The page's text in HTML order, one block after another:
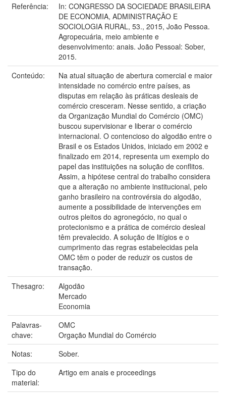
Referência:
In: CONGRESSO DA SOCIEDADE BRASILEIRA
DE ECONOMIA, ADMINISTRAÇÃO E
SOCIOLOGIA RURAL, 53., 2015, João Pessoa.
Agropecuária, meio ambiente e
desenvolvimento: anais. João Pessoal: Sober,
2015.
Conteúdo:
Na atual situação de abertura comercial e maior
intensidade no comércio entre países, as
disputas em relação às práticas desleais de
comércio cresceram. Nesse sentido, a criação
da Organização Mundial do Comércio (OMC)
buscou supervisionar e liberar o comércio
internacional. O contencioso do algodão entre o
Brasil e os Estados Unidos, iniciado em 2002 e
finalizado em 2014, representa um exemplo do
papel das instituições na solução de conflitos.
Assim, a hipótese central do trabalho considera
que a alteração no ambiente institucional, pelo
ganho brasileiro na controvérsia do algodão,
aumente a possibilidade de intervenções em
outros pleitos do agronegócio, no qual o
protecionismo e a prática de comércio desleal
têm prevalecido. A solução de litígios e o
cumprimento das regras estabelecidas pela
OMC têm o poder de reduzir os custos de
transação.
Thesagro:
Algodão
Mercado
Economia
Palavras-
chave:
OMC
Orgação Mundial do Comércio
Notas:
Sober.
Tipo do
material:
Artigo em anais e proceedings